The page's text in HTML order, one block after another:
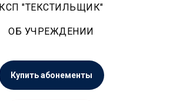
КСП "ТЕКСТИЛЬЩИК"
ОБ УЧРЕЖДЕНИИ
Купить абонементы